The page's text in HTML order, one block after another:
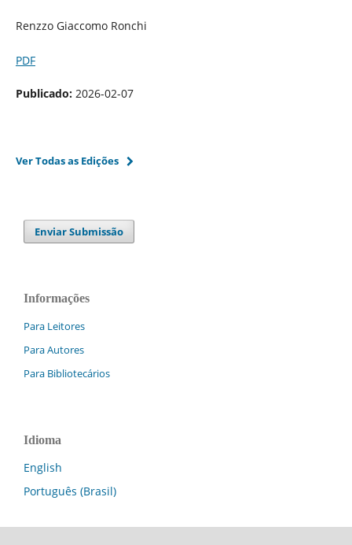
Renzzo Giaccomo Ronchi
PDF
Publicado: 2026-02-07
Ver Todas as Edições
Enviar Submissão
Informações
Para Leitores
Para Autores
Para Bibliotecários
Idioma
English
Português (Brasil)